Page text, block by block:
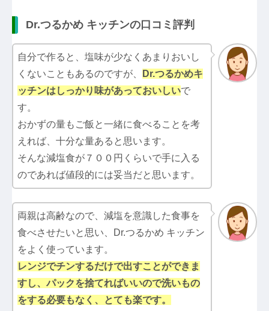
Dr.つるかめ キッチンの口コミ評判
自分で作ると、塩味が少なくあまりおいし
くないこともあるのですが、
Dr.つるかめキ
ッチンはしっかり味があっておいしいで
す。
おかずの量もご飯と一緒に食べることを考
えれば、十分な量あると思います。
そんな減塩食が７００円くらいで手に入る
のであれば値段的には妥当だと思います。
両親は高齢なので、減塩を意識した食事を
食べさせたいと思い、Dr.つるかめ キッチン
をよく使っています。
レンジでチンするだけで出すことができま
すし、パックを捨てればいいので洗いもの
をする必要もなく、とても楽です。